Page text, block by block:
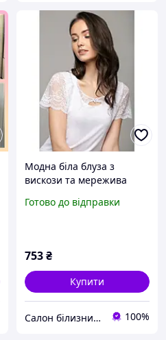
Модна біла блуза з
вискози та мережива
віолана
Готово до відправки
753₴
Купити
Салон білизни "Спокуса" 100%